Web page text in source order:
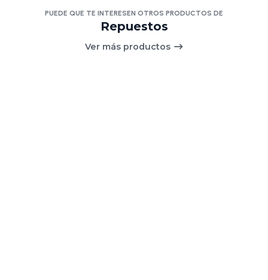
PUEDE QUE TE INTERESEN OTROS PRODUCTOS DE
Repuestos
Ver más productos